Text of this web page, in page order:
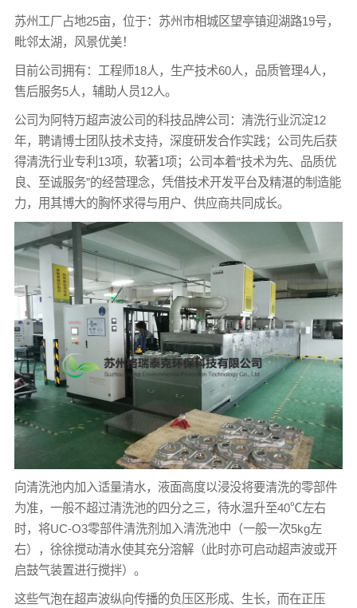
苏州工厂占地25亩，位于：苏州市相城区望亭镇迎湖路19号，
毗邻太湖，风景优美！
目前公司拥有：工程师18人，生产技术60人，品质管理4人，
售后服务5人，辅助人员12人。
公司为阿特万超声波公司的科技品牌公司：清洗行业沉淀12
年，聘请博士团队技术支持，深度研发合作实践；公司先后获
得清洗行业专利13项，软著1项；公司本着“技术为先、品质优
良、至诚服务”的经营理念，凭借技术开发平台及精湛的制造能
力，用其博大的胸怀求得与用户、供应商共同成长。
向清洗池内加入适量清水，液面高度以浸没将要清洗的零部件
为准，一般不超过清洗池的四分之三，待水温升至40℃左右
时，将UC-O3零部件清洗剂加入清洗池中（一般一次5kg左
右），徐徐搅动清水使其充分溶解（此时亦可启动超声波或开
启鼓气装置进行搅拌）。
这些气泡在超声波纵向传播的负压区形成、生长，而在正压